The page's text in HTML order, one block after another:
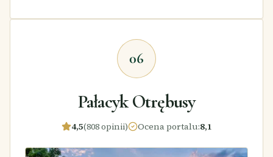
06
Pałacyk Otrębusy
4,5(808 opinii) Ocena portalu:8,1